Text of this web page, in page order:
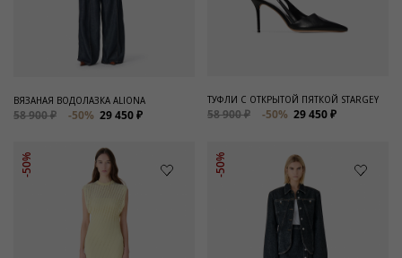
ВЯЗАНАЯ ВОДОЛАЗКА ALIONA
58 900 ₽ -50% 29 450 ₽
ТУФЛИ С ОТКРЫТОЙ ПЯТКОЙ STARGEY
58 900 ₽ -50% 29 450 ₽
-50% -50%